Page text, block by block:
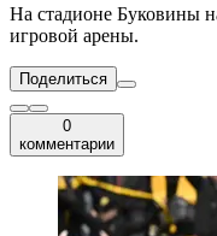
На стадионе Буковины
игровой арены.
Поделиться
0
комментарии